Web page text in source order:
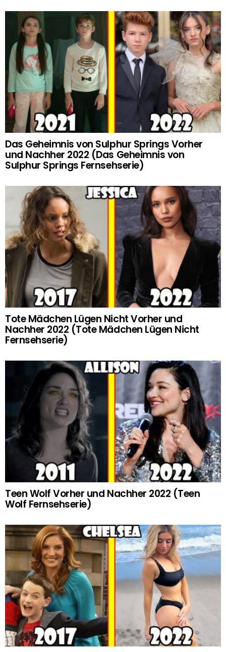
Das Geheimnis von Sulphur Springs Vorher
und Nachher 2022 (Das Geheimnis von
Sulphur Springs Fernsehserie)
Tote Mädchen Lügen Nicht Vorher und
Nachher 2022 (Tote Mädchen Lügen Nicht
Fernsehserie)
Teen Wolf Vorher und Nachher 2022 (Teen
Wolf Fernsehserie)